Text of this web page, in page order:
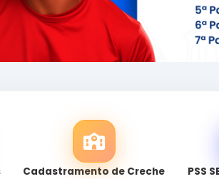
Cadastramento de Creche PSS